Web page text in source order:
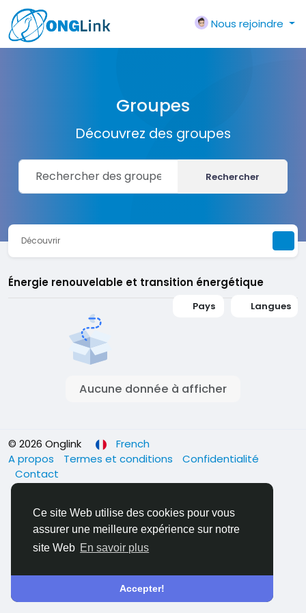
Ce site Web utilise des cookies pour vous
assurer une meilleure expérience sur notre
site Web En savoir plus
Accepter!
Nous rejoindre
Groupes
Découvrez des groupes
Rechercher
Découvrir
Énergie renouvelable et transition énergétique
Pays Langues
Aucune donnée à afficher
© 2026 Onglink
French
A propos
Termes et conditions
Confidentialité
Contact